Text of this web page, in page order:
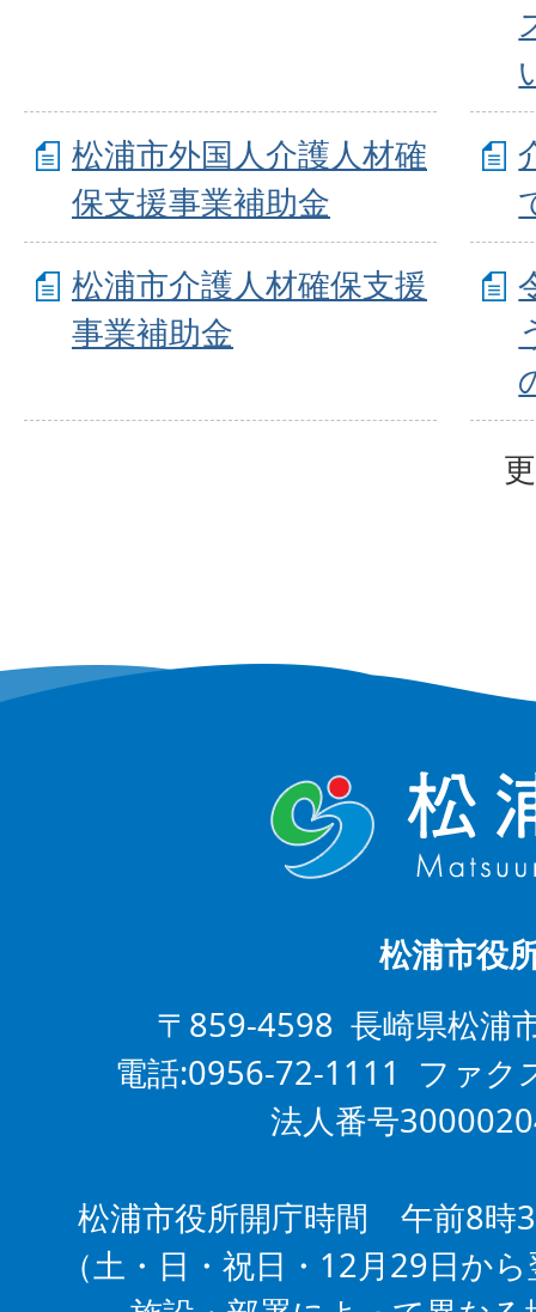
松浦市外国人介護人材確
保支援事業補助金
松浦市介護人材確保支援
事業補助金
松浦市役
〒859-4598 長崎県松浦
電話:0956-72-1111 ファ
法人番号
松浦市役所開庁時間 午前8時
（土・日・祝日・12月29日か